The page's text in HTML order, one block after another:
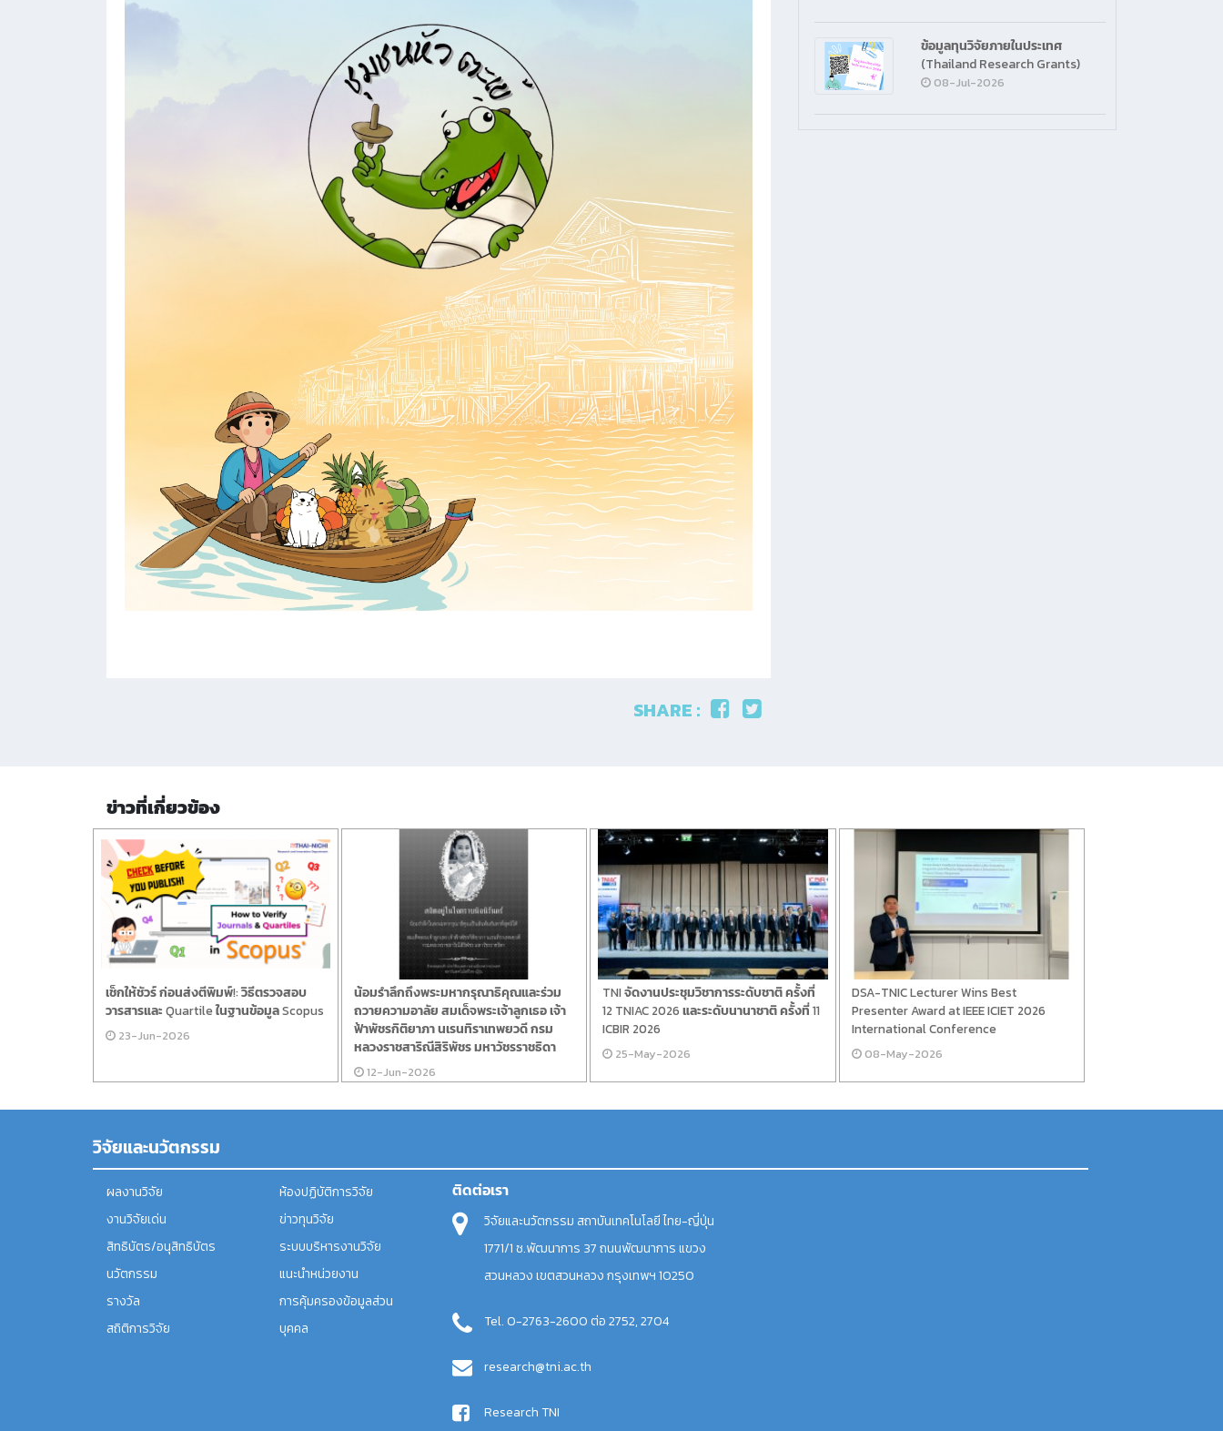
SHARE :
ข้อมูลทุนวิจัยภายในประเทศ
(Thailand Research Grants)
08-Jul-2026
ข่าวที่เกี่ยวข้อง
เช็กให้ชัวร์ ก่อนส่งตีพิมพ์!: วิธีตรวจสอบ
วารสารและ Quartile ในฐานข้อมูล Scopus
23-Jun-2026
น้อมรำลึกถึงพระมหากรุณาธิคุณและร่วม
ถวายความอาลัย สมเด็จพระเจ้าลูกเธอ เจ้า
ฟ้าพัชรกิติยาภา นเรนทิราเทพยวดี กรม
หลวงราชสาริณีสิริพัชร มหาวัชรราชธิดา
12-Jun-2026
TNI จัดงานประชุมวิชาการระดับชาติ ครั้งที่
12 TNIAC 2026 และระดับนานาชาติ ครั้งที่ 11
ICBIR 2026
25-May-2026
DSA-TNIC Lecturer Wins Best
Presenter Award at IEEE ICIET 2026
International Conference
08-May-2026
วิจัยและนวัตกรรม
ผลงานวิจัย
งานวิจัยเด่น
สิทธิบัตร/อนุสิทธิบัตร
นวัตกรรม
รางวัล
สถิติการวิจัย
ห้องปฏิบัติการวิจัย
ข่าวทุนวิจัย
ระบบบริหารงานวิจัย
แนะนำหน่วยงาน
การคุ้มครองข้อมูลส่วน
บุคคล
ติดต่อเรา
วิจัยและนวัตกรรม สถาบันเทคโนโลยี ไทย-ญี่ปุ่น
1771/1 ซ.พัฒนาการ 37 ถนนพัฒนาการ แขวง
สวนหลวง เขตสวนหลวง กรุงเทพฯ 10250
Tel. 0-2763-2600 ต่อ 2752, 2704
research@tni.ac.th
Research TNI